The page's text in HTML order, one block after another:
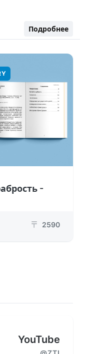
Подробнее
-
₸ 2590
YouTube